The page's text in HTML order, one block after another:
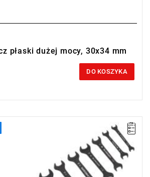
płaski dużej mocy, 30x34 mm
DO KOSZYKA